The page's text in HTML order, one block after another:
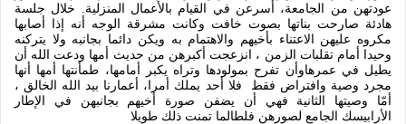
عودتهن من الجامعة، أسرعن في القيام بالأعمال المنزلية
خلال جلسة
هادئة صارحت بناتها بصوت خافت وكانت مشرقة الوجه أنه إذا أصابها
مكروه عليهن الاعتناء بأخيهم والاهتمام به ويكن دائما بجانبه ولا يتركنه
وحيدا أمام تقلبات الزمن ، انزعجت أكبرهن من حديث أمها ودعت الله أن
يطيل في عمرهاوأن تفرح بمولودها وتراه يكبر أمامها، طمأنتها أمها أنها
مجرد وصية وافتراض فقط
فلا أحد يملك أمرا، أعمارنا بيد الله الخالق ،
أمّا وصيتها الثانية فهي أن يضفن صورة أخيهم بجانبهن في الإطار
الأرابيسك الجامع لصورهن فلطالما تمنت ذلك طويلا